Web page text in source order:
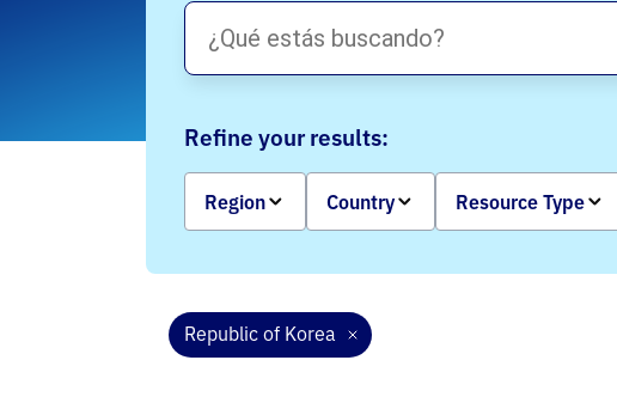
Refine your results:
Region Country Resource Type
Republic of Korea